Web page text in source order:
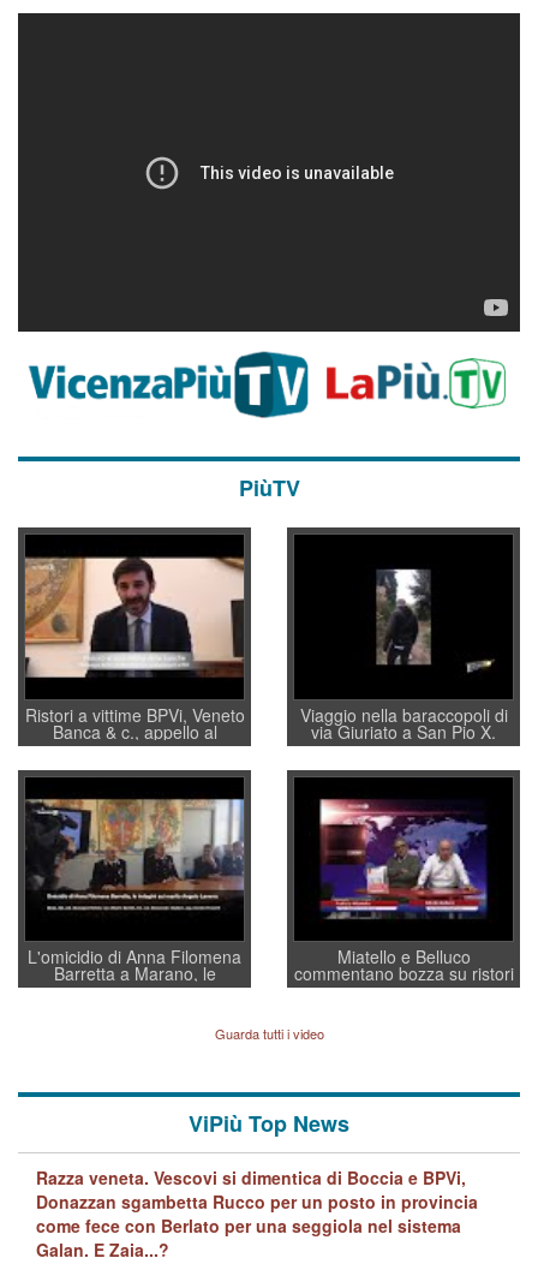
PiùTV
Ristori a vittime BPVi, Veneto
Banca & c., appello al
sottosegretario Alessio
Villarosa: per mettere ordine
convochi con Di Maio CNCU
a supporto della cabina di
regia al Mef
Viaggio nella baraccopoli di
via Giuriato a San Pio X.
Vicenza ai Vicentini: “faremo
un regalo di Natale ai
residenti”
L'omicidio di Anna Filomena
Barretta a Marano, le
indagini dei carabinieri di
Lavarra: più avvincenti di
quelle di... Barbara D'Urso
Miatello e Belluco
commentano bozza su ristori
BPVi e Veneto Banca
Guarda tutti i video
ViPiù Top News
Razza veneta. Vescovi si dimentica di Boccia e BPVi,
Donazzan sgambetta Rucco per un posto in provincia
come fece con Berlato per una seggiola nel sistema
Galan. E Zaia...?